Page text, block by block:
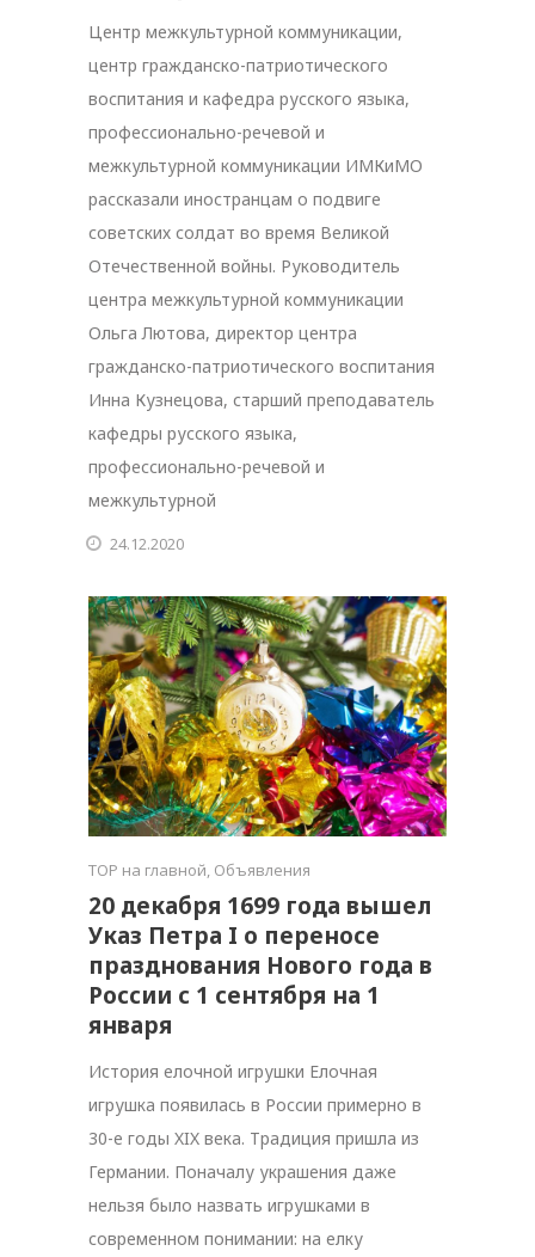
Центр межкультурной коммуникации,
центр гражданско-патриотического
воспитания и кафедра русского языка,
профессионально-речевой и
межкультурной коммуникации ИМКиМО
рассказали иностранцам о подвиге
советских солдат во время Великой
Отечественной войны. Руководитель
центра межкультурной коммуникации
Ольга Лютова, директор центра
гражданско-патриотического воспитания
Инна Кузнецова, старший преподаватель
кафедры русского языка,
профессионально-речевой и
межкультурной
24.12.2020
TOP на главной, Объявления
20 декабря 1699 года вышел
Указ Петра I о переносе
празднования Нового года в
России с 1 сентября на 1
января
История елочной игрушки Елочная
игрушка появилась в России примерно в
30-е годы XIX века. Традиция пришла из
Германии. Поначалу украшения даже
нельзя было назвать игрушками в
современном понимании: на елку